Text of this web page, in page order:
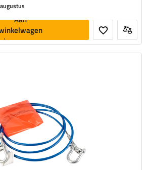
Aan
toevoegen